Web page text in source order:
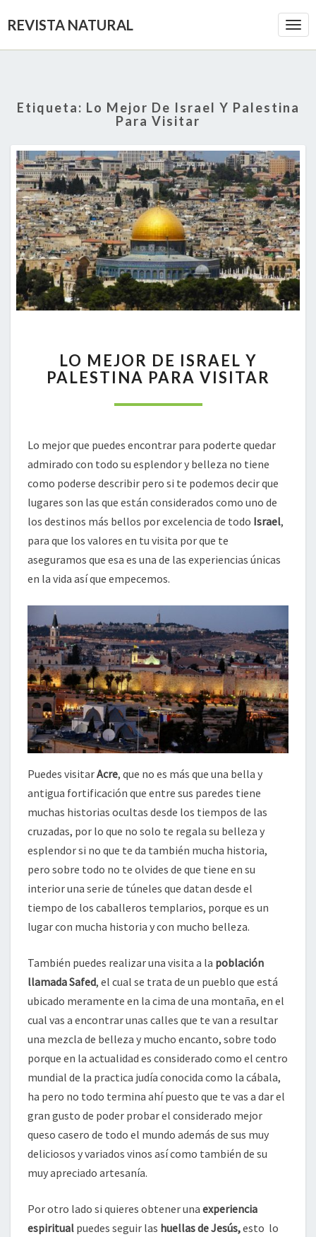
REVISTA NATURAL
Etiqueta: Lo Mejor De Israel Y Palestina
Para Visitar
MEJOR
DE
Y
PARA
VISITAR
LO MEJOR DE ISRAEL Y
PALESTINA PARA VISITAR
Lo mejor que puedes encontrar para poderte quedar
admirado con todo su esplendor y belleza no tiene
como poderse describir pero si te podemos decir que
lugares son las que están considerados como uno de
los destinos más bellos por excelencia de todo Israel,
para que los valores en tu visita por que te
aseguramos que esa es una de las experiencias únicas
en la vida así que empecemos.
Puedes visitarAcre, que no es más que una bella y
antigua fortificación que entre sus paredes tiene
muchas historias ocultas desde los tiempos de las
cruzadas, por lo que no solo te regala su belleza y
esplendor si no que te da también mucha historia,
pero sobre todo no te olvides de que tiene en su
interior una serie de túneles que datan desde el
tiempo de los caballeros templarios, porque es un
lugar con mucha historia y con mucho belleza.
También puedes realizar una visita a la población
llamada Safed, el cual se trata de un pueblo que está
ubicado meramente en la cima de una montaña, en el
cual vas a encontrar unas calles que te van a resultar
una mezcla de belleza y mucho encanto, sobre todo
porque en la actualidad es considerado como el centro
mundial de la practica judía conocida como la cábala,
ha pero no todo termina ahí puesto que te vas a dar el
gran gusto de poder probar el considerado mejor
queso casero de todo el mundo además de sus muy
deliciosos y variados vinos así como también de su
muy apreciado artesanía.
Por otro lado si quieres obtener una experiencia
espiritual puedes seguir las huellas de Jesús,esto lo